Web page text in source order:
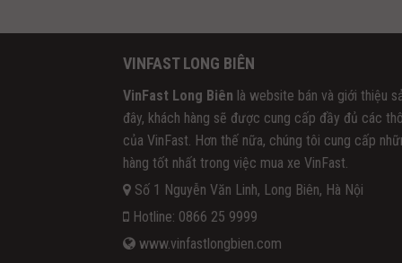
VINFAST LONG BIÊN
VinFast Long Biên là website bán và giới thiệu
đây, khách hàng sẽ được cung cấp đầy đủ các
của VinFast. Hơn thế nữa, chúng tôi cung cấp
hàng tốt nhất trong việc mua xe VinFast.
Số 1 Nguyễn Văn Linh, Long Biên, Hà Nội
Hotline: 0866 25 9999
www.vinfastlongbien.com